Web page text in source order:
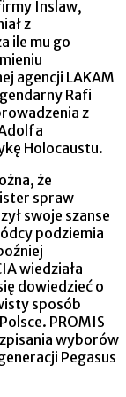
Inslaw,
z
ile mu go
agencji LAKAM
Rafi
z
Holocaustu.
że
spraw
swoje szanse
podziemia
wiedziała
dowiedzieć o
sposób
PROMIS
wyborów
Pegasus